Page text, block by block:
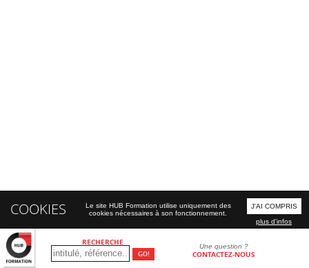
RECHERCHE Une question ?
CONTACTEZ-NOUS
COOKIES
Le site HUB Formation utilise uniquement des
cookies nécessaires à son fonctionnement.
J'AI COMPRIS
plus d'infos